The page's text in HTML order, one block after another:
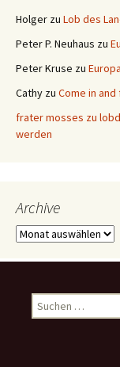
Holger zu Lob des
Peter P. Neuhaus zu
Peter Kruse zu
Cathy zu Come in
frater mosses zu
werden
Archive
Archive
Suchen
nach: